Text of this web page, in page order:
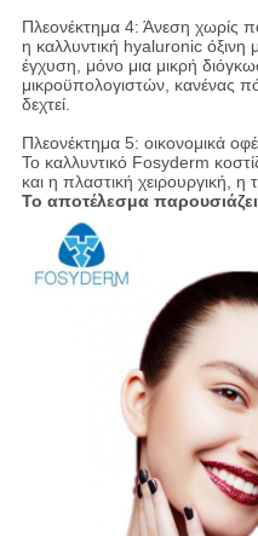
Πλεονέκτημα 4: Άνεση χωρίς
η καλλυντική hyaluronic
έγχυση, μόνο μια μικρή
μικροϋπολογιστών, κανένας
δεχτεί.
Πλεονέκτημα 5: οικονομικά
Το καλλυντικό Fosyderm
και η πλαστική χειρουργική, η
Το αποτέλεσμα παρουσιάζει